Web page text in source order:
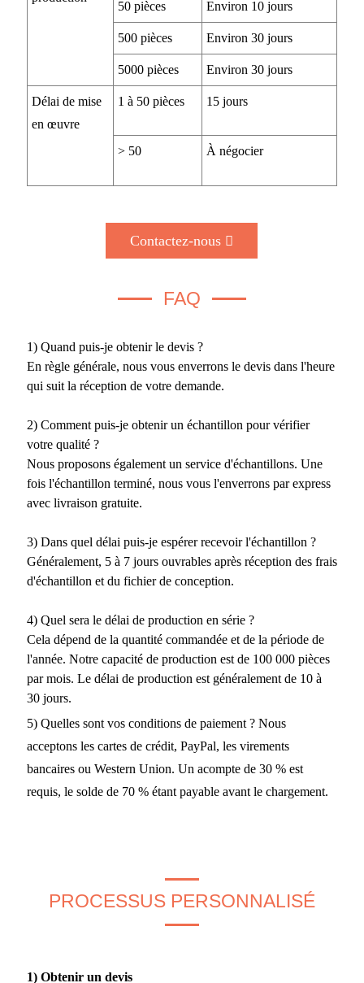
50 pièces Environ 10 jours
500 pièces Environ 30 jours
5000 pièces Environ 30 jours
Délai de mise
en œuvre
1 à 50 pièces 15 jours
> 50 À négocier
Contactez-nous
FAQ
1) Quand puis-je obtenir le devis ?
En règle générale, nous vous enverrons le devis dans l'heure
qui suit la réception de votre demande.
2) Comment puis-je obtenir un échantillon pour vérifier
votre qualité ?
Nous proposons également un service d'échantillons. Une
fois l'échantillon terminé, nous vous l'enverrons par express
avec livraison gratuite.
3) Dans quel délai puis-je espérer recevoir l'échantillon ?
Généralement, 5 à 7 jours ouvrables après réception des frais
d'échantillon et du fichier de conception.
4) Quel sera le délai de production en série ?
Cela dépend de la quantité commandée et de la période de
l'année. Notre capacité de production est de 100 000 pièces
par mois. Le délai de production est généralement de 10 à
30 jours.
5) Quelles sont vos conditions de paiement ? Nous
acceptons les cartes de crédit, PayPal, les virements
bancaires ou Western Union. Un acompte de 30 % est
requis, le solde de 70 % étant payable avant le chargement.
PROCESSUS PERSONNALISÉ
1) Obtenir un devis